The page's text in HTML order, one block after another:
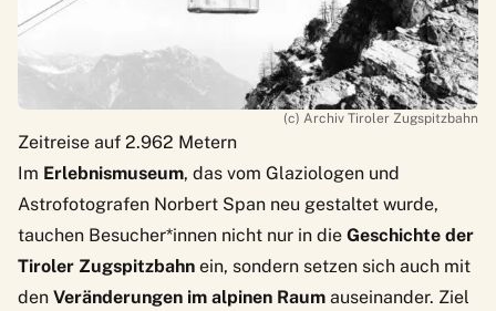
(c) Archiv Tiroler Zugspitzbahn
Zeitreise auf 2.962 Metern
Im Erlebnismuseum, das vom Glaziologen und
Astrofotografen Norbert Span neu gestaltet wurde,
tauchen Besucher*innen nicht nur in die Geschichte der
Tiroler Zugspitzbahn ein, sondern setzen sich auch mit
den Veränderungen im alpinen Raum auseinander. Ziel